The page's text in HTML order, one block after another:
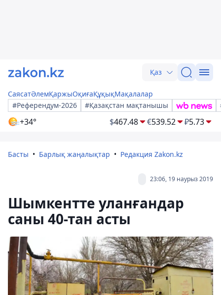
Қаз
СаясатӘлемҚаржыОқиғаҚұқықМақалалар
#Референдум-2026
#Қазақстан мақтанышы
+34° $467.48 €539.52 ₽5.73
Басты Барлық жаңалықтар Редакция Zakon.kz
23:06, 19 наурыз 2019
Шымкентте уланғандар
саны 40-тан асты